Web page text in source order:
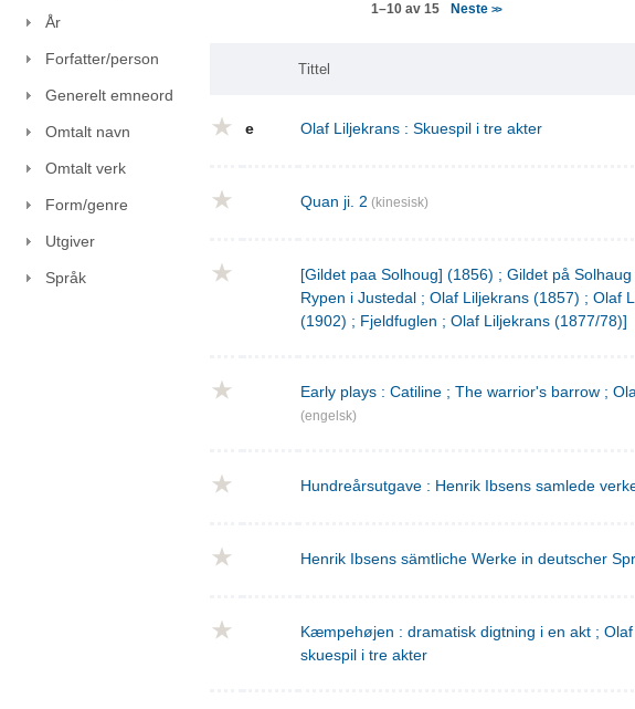
År
Forfatter/person
Generelt emneord
Omtalt navn
Omtalt verk
Form/genre
Utgiver
Språk
1–10 av 15 Neste>>
Tittel
e Olaf Liljekrans : Skuespil i tre akter
Quan ji. 2 (kinesisk)
[Gildet paa Solhoug] (1856) ; Gildet på
Rypen i Justedal ; Olaf Liljekrans (1857) ; Olaf
(1902) ; Fjeldfuglen ; Olaf Liljekrans (1877/78)]
Early plays : Catiline ; The warrior's barrow ;
(engelsk)
Hundreårsutgave : Henrik Ibsens samlede
Henrik Ibsens sämtliche Werke in deutscher
Kæmpehøjen : dramatisk digtning i en akt ;
skuespil i tre akter